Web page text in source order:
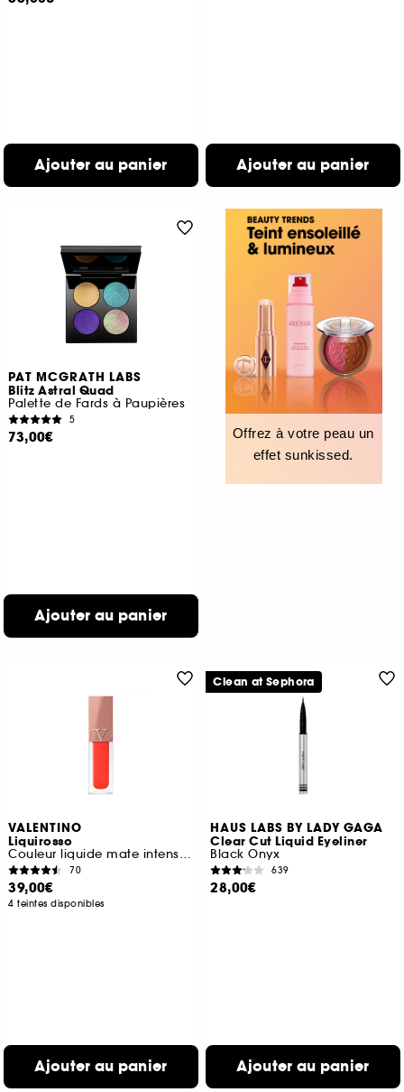
Ajouter au panier Ajouter au panier
PAT MCGRATH LABS
Blitz Astral Quad
Palette de Fards à Paupières
5
73,00€
Ajouter au panier
Offrez à votre peau un
effet sunkissed.
VALENTINO
Liquirosso
Couleur liquide mate intense lèvres et joues
70
39,00€
4 teintes disponibles
Ajouter au panier
HAUS LABS BY LADY GAGA
Clear Cut Liquid Eyeliner
Black Onyx
639
28,00€
Ajouter au panier
Clean at Sephora